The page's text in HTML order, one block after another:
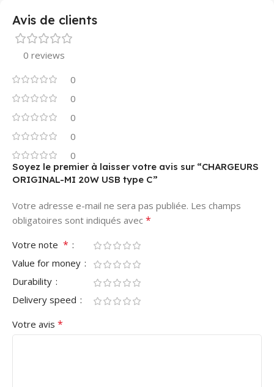
Avis de clients
0 reviews
0
0
0
0
0
Soyez le premier à laisser votre avis sur “CHARGEURS
ORIGINAL-MI 20W USB type C”
Votre adresse e-mail ne sera pas publiée. Les champs
obligatoires sont indiqués avec *
Votre note *
Value for money
Durability
Delivery speed
Votre avis *